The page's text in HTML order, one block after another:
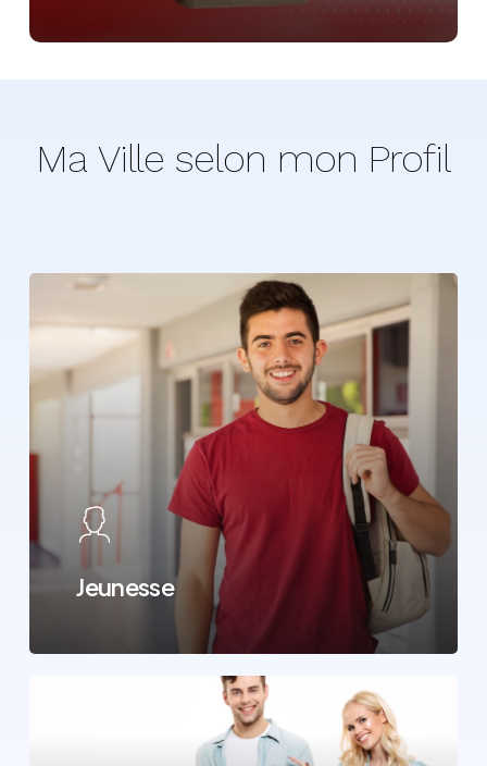
Ma Ville selon mon Profil
Jeunesse